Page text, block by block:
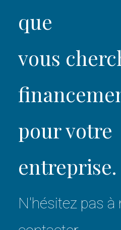
que
vous
pour votre
entreprise.
N'hésitez pas à